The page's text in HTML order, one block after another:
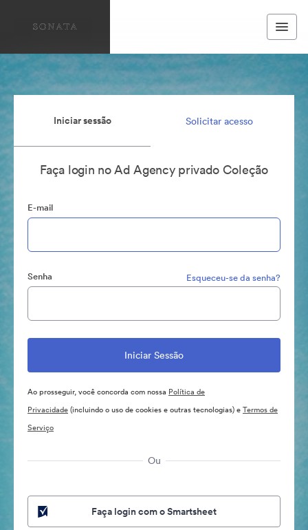
Iniciar sessão Solicitar acesso
Faça login no Ad Agency privado Coleção
E-mail
Senha Esqueceu-se da senha?
Ao prosseguir, você concorda com nossa Política de
Privacidade(incluindo o uso de cookies e outras tecnologias) eTermos de
Serviço
Ou
Faça login com o Smartsheet